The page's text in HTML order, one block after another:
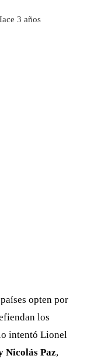
3 años
opten por
los
intentó Lionel
Nicolás Paz,